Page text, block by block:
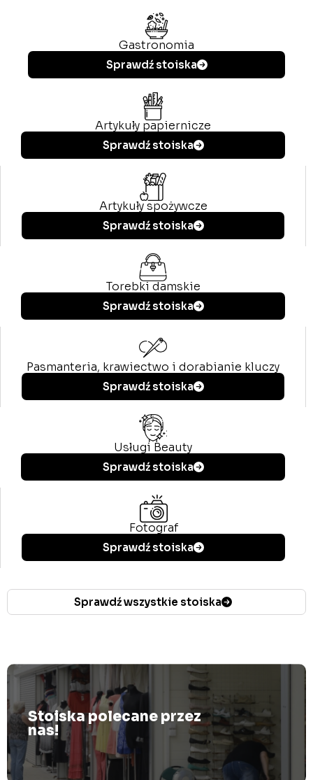
Gastronomia
Sprawdź stoiska
Artykuły papiernicze
Sprawdź stoiska
Artykuły spożywcze
Sprawdź stoiska
Torebki damskie
Sprawdź stoiska
Pasmanteria, krawiectwo i dorabianie kluczy
Sprawdź stoiska
Usługi Beauty
Sprawdź stoiska
Fotograf
Sprawdź stoiska
Sprawdź wszystkie stoiska
Stoiska polecane przez
nas!